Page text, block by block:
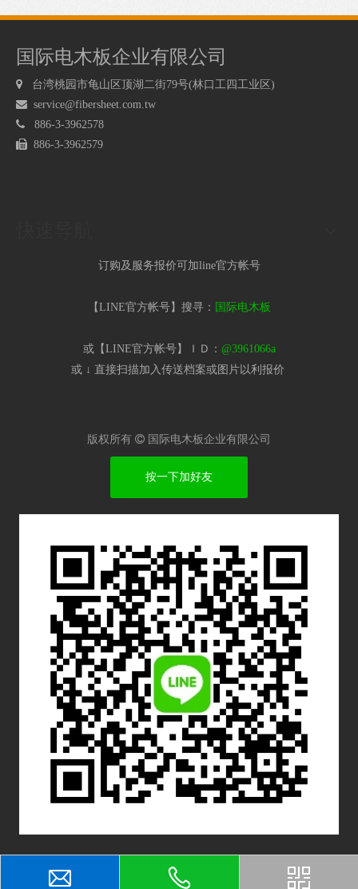
国际电木板企业有限公司
 台湾桃园市龟山区顶湖二街79号(林口工四工业区)
 service@fibersheet.com.tw
 886-3-3962578
 886-3-3962579
订购及服务报价可加line官方帐号
【LINE官方帐号】搜寻： 国际电木板
或【LINE官方帐号】ＩＤ： @3961066a
或 ↓ 直接扫描加入传送档案或图片以利报价​
版权所有  国际电木板企业有限公司
按一下加好友